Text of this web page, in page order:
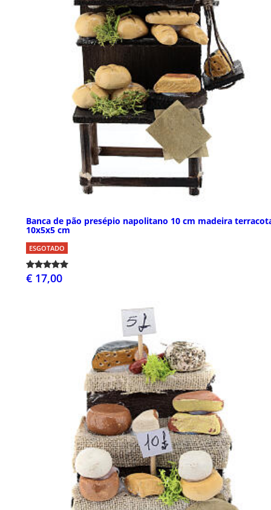
Banca de pão presépio napolitano 10 cm madeira
10x5x5 cm
ESGOTADO
€ 17,00